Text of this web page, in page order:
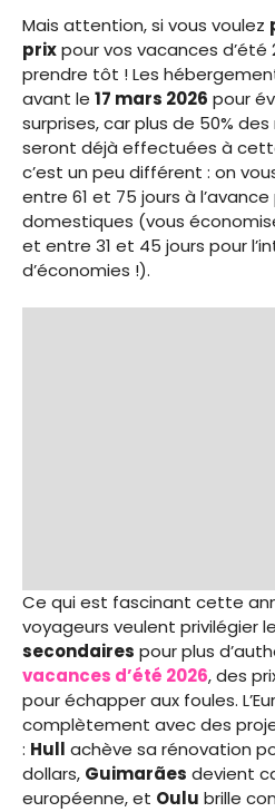
Mais attention, si vous voulez
prixpour vos vacances d’été
prendre tôt ! Les
avant le 17 mars 2026 pour
surprises, car plus de 50%
seront déjà effectuées à
c’est un peu différent : on
entre 61 et 75 jours à
domestiques (vous
et entre 31 et 45 jours pour
d’économies !).
Ce qui est fascinant cette
voyageurs veulent privilégier
secondaires pour plus
vacances d’été 2026, des
pour échapper aux foules.
complètement avec des
: Hull achève sa rénovation
dollars, Guimarães devient
européenne, et Oulu brille